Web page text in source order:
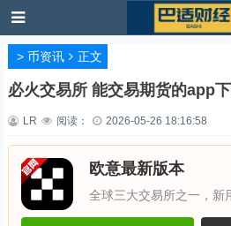
> 币资讯 正文
必火交易所 能交易期货的app
LR 阅读： 2026-05-26 18:16:58
欧意最新版本
全球三大交易所之一，新